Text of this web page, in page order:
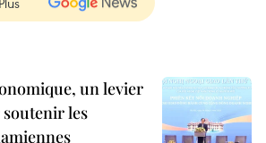
un levier
les